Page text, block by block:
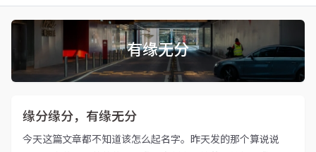
有缘无分
缘分缘分，有缘无分
今天这篇文章都不知道该怎么起名字。昨天发的那个算说说